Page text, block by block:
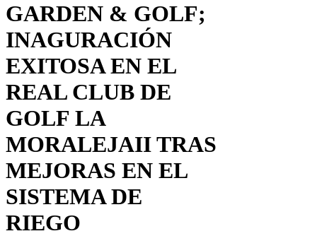
GARDEN & GOLF;
INAGURACIÓN
EXITOSA EN EL
REAL CLUB DE
GOLF LA
MORALEJAII TRAS
MEJORAS EN EL
SISTEMA DE
RIEGO